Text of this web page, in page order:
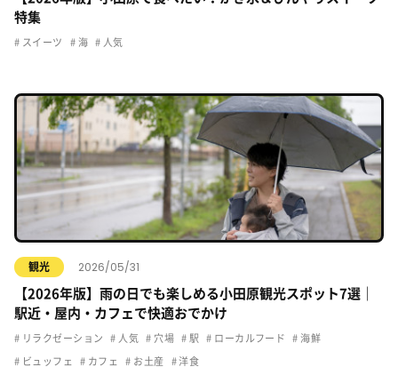
特集
スイーツ 海 人気
観光 2026/05/31
【2026年版】雨の日でも楽しめる小田原観光スポット7選｜
駅近・屋内・カフェで快適おでかけ
リラクゼーション 人気 穴場 駅 ローカルフード 海鮮
ビュッフェ カフェ お土産 洋食